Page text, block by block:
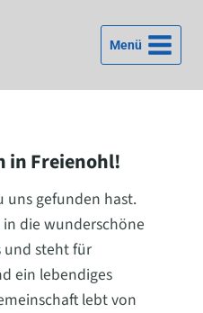
Menü
in Freienohl!
uns gefunden hast.
die wunderschöne
und steht für
ein lebendiges
lebt von